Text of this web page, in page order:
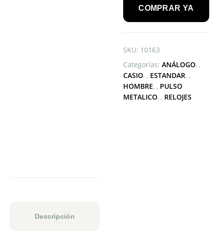
COMPRAR YA
SKU: 10163
Categorías: ANÁLOGO ,
CASIO , ESTANDAR ,
HOMBRE , PULSO
METALICO , RELOJES
Descripción